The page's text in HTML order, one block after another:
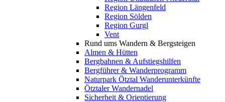
Region Längenfeld
Region Sölden
Region Gurgl
Vent
Rund ums Wandern & Bergsteigen
Almen & Hütten
Bergbahnen & Aufstiegshilfen
Bergführer & Wanderprogramm
Naturpark Ötztal Wanderunterkünfte
Ötztaler Wandernadel
Sicherheit & Orientierung